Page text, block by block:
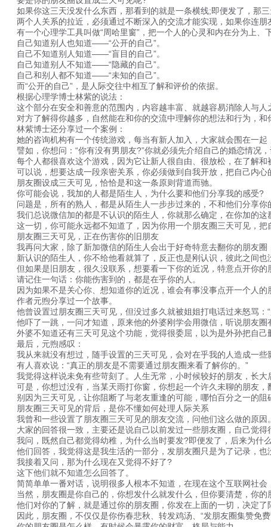
如果你这三天没发什么东西，那看到的就是一条横线;即便发了，那三
两个人关系的拉近，必须通过不断深入的交流才能实现，如果你连朋
有一个心理学工具叫做“周哈里窗”，把一个人的心灵和内在分为上、
自己知道别人也知道——“公开的自己”。
自己不知道别人知道——“盲目的自己”。
自己知道别人不知道——“隐藏的自己”。
自己和别人都不知道——“未知的自己”。
而“公开的自己”，是人际交往中相互了解和评价的依据。
根据心理学博士林紫的说法：
这个部分在安全和善意的范围内，内容越丰富、就越容易消除人与人
对方了解得你越多，自然能在和你的交流中理解你的想法和行为，和
林紫博士还分享过一个案例：
她的咨询机构有一个传统游戏，每当有新人加入，大家就会围在一起
譬如，你想问：“你有没有男朋友?”你就必须先介绍自己的婚恋情况，
每个人都很喜欢这个游戏，因为它让新人很自由、很放松，在了解和
可以说，想要达成一段亲密关系，你必须做到自我开放，把自己内心
朋友圈设成三天可见，恰恰是和这一条原则背道而驰。
你可能会说，我加的人都是陌生人，为什么要和他们分享我的感受?
问题是，所有的熟人，都是从陌生人一步步过来的，不和他们分享你
我们总说微信加的都是不认识的陌生人，你就那么确定，在你加的这
这一切，你可能永远都不知道了，因为你用一个朋友圈三天可见，把
朋友圈三天可见，正在伤害你的旧朋友
我再问大家，除了新加微信的陌生人会出于好奇特意去翻你的朋友圈
新认识的陌生人，你不给他看就算了，反正也是刚认识，彼此之间也
但如果是旧朋友，很久没联系，想要看一下你的近况，特意点开你的
请记住一句话：你能伤害到的，都是在乎你的人。
因为如果不是关心你、想知道你的近况，谁会有事没事点开一个人的
作者元煦分享过一个故事。
他曾设置过朋友圈三天可见，但没过多久就被姐姐打电话过来怒骂：“
他吓了一跳，一问才知道，原来他的外婆刚学会用微信，听说朋友圈
外婆不知道还有三天可见这个功能，觉得很委屈，以为是外孙把自己
最后，元煦感叹：
我从来就没有想过，随手设置的三天可见，会对在乎我的人造成一些
有人喜欢说：“真正的朋友是不需要通过朋友圈来看了解你的。”
我觉得这样说未免有些苛刻了。人生无常，小时候较好的朋友，长大
可是，你想过没有，当某天雨打你窗，你想起一个许久未聊的朋友，
别因为三天可见，让你阻断了与老友重逢的可能，哪怕百分之一的阻
朋友圈三天可见的背后，是你不懂如何处理人际关系
我曾和一些设置了朋友圈三天可见的朋友交流，问他们这么做的原因。
大家的回答很一致，主要还是说自己以前发过一些朋友圈，自己觉得
我问，既然自己都觉得幼稚，为什么当时要发?即便发了，后来为什
他们回答，我觉得这是我生活的一部分，发朋友圈只是为了记录，也
我接着又问，那为什么现在又觉得不好了?
这下他们就不知道怎么回答了。
简简单单一番对话，说明很多人根本不知道，在现在这个互联网社会
当然，朋友圈是你自己的，你想发什么就发什么，但你要清楚，你的
他们对你的了解，就是通过你的朋友圈，你发在上面的一切，决定了
因此，朋友圈，不仅仅是你伤春悲秋、转发鸡汤、“发朋友圈集赞免费